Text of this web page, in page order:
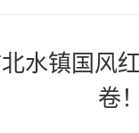
水镇国风
卷！